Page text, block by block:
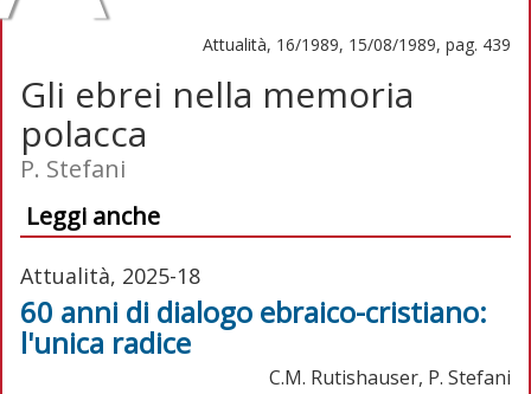
Attualità, 16/1989, 15/08/1989, pag. 439
Gli ebrei nella memoria
polacca
P. Stefani
Leggi anche
Attualità, 2025-18
60 anni di dialogo ebraico-cristiano:
l'unica radice
C.M. Rutishauser, P. Stefani